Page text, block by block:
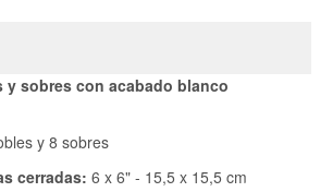
y sobres con acabado blanco
y 8 sobres
cerradas: 6 x 6" - 15,5 x 15,5 cm